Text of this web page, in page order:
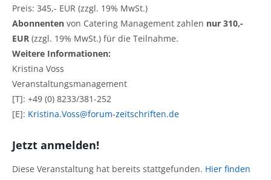
Preis: 345,- EUR (zzgl. 19% MwSt.)
Abonnenten von Catering Management zahlen nur 310,-
EUR (zzgl. 19% MwSt.) für die Teilnahme.
Weitere Informationen:
Kristina Voss
Veranstaltungsmanagement
[T]: +49 (0) 8233/381-252
[E]: Kristina.Voss@forum-zeitschriften.de
Jetzt anmelden!
Diese Veranstaltung hat bereits stattgefunden. Hier finden